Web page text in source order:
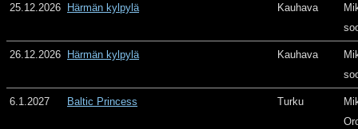
25.12.2026 Härmän kylpylä Kauhava
26.12.2026 Härmän kylpylä Kauhava
6.1.2027 Baltic Princess Turku